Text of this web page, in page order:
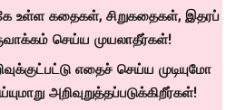
உள்ள கதைகள், சிறுகதைகள், இதரப்
செய்ய முயலாதீர்கள்!
எதைச் செய்ய முடியுமோ
அறிவுறுத்தப்படுக்கிறீர்கள்!